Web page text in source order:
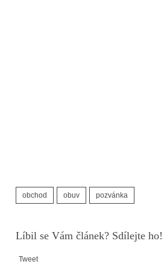
obchod obuv pozvánka
Líbil se Vám článek? Sdílejte ho!
Tweet